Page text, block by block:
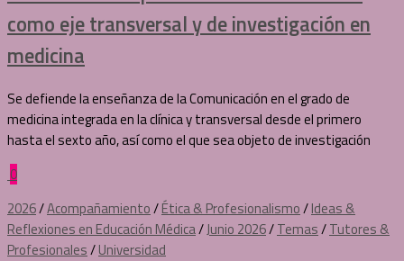
como eje transversal y de investigación en
medicina
Se defiende la enseñanza de la Comunicación en el grado de
medicina integrada en la clínica y transversal desde el primero
hasta el sexto año, así como el que sea objeto de investigación
0
2026/Acompañamiento/Ética & Profesionalismo/Ideas &
Reflexiones en Educación Médica/Junio 2026/Temas/Tutores &
Profesionales/Universidad